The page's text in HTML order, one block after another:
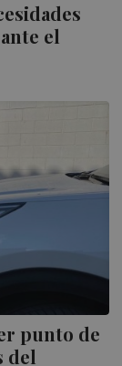
el
punto de
del